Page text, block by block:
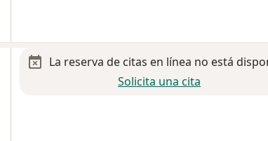
La reserva de citas en línea no está
Solicita una cita